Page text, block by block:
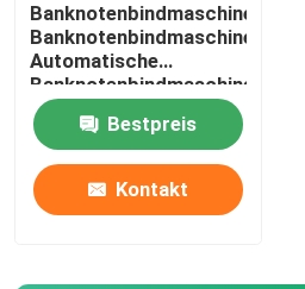
Kontakt mit uns
Nachrichten
Alle Fälle
Banknotenbindmaschine
Banknotenbindmaschine
Automatische
Banknotenbindmaschine
Währungsbindmaschine
Banknotenbündelbindmaschine
Bestpreis
Kontakt